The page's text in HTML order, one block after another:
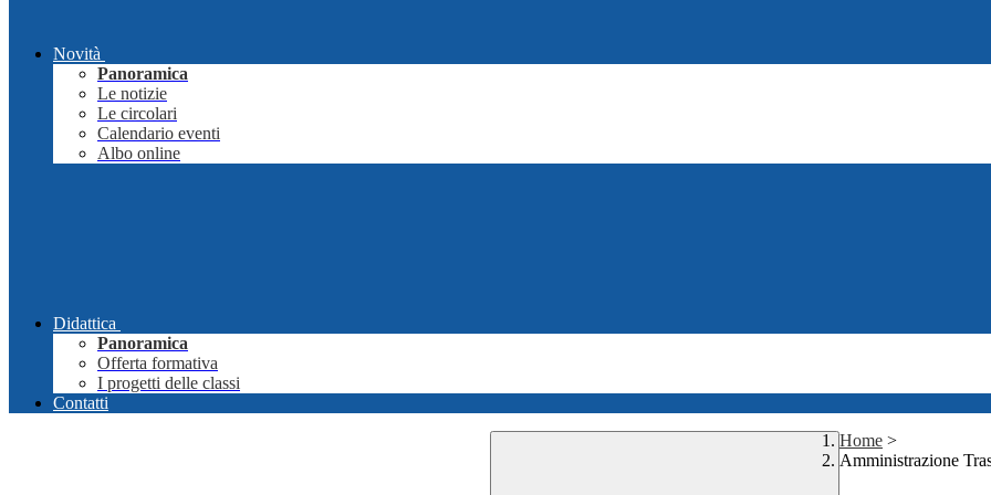
Novità
Panoramica
Le notizie
Le circolari
Calendario eventi
Albo online
Didattica
Panoramica
Offerta formativa
I progetti delle classi
Contatti
Home >
Amministrazione